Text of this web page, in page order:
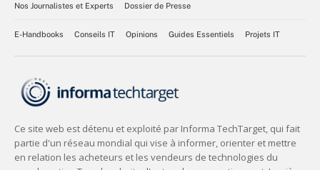
Nos Journalistes et Experts
Dossier de Presse
E-Handbooks Conseils IT Opinions Guides Essentiels Projets IT